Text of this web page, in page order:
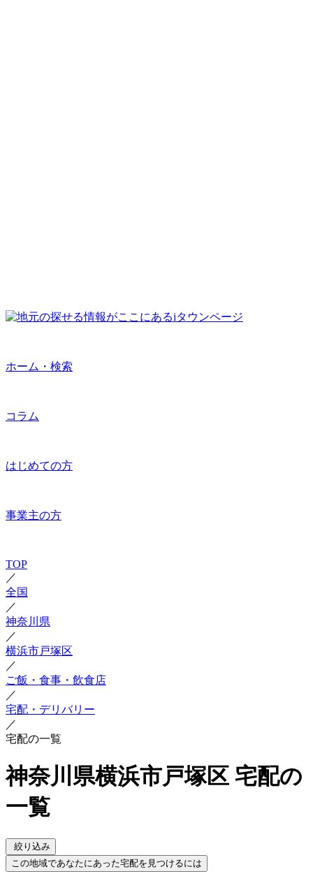
ホーム・検索
コラム
はじめての方
事業主の方
TOP
／
全国
／
神奈川県
／
横浜市戸塚区
／
ご飯・食事・飲食店
／
宅配・デリバリー
／
宅配の一覧
神奈川県横浜市戸塚区 宅配の
一覧
絞り込み
この地域であなたにあった宅配を見つけるには